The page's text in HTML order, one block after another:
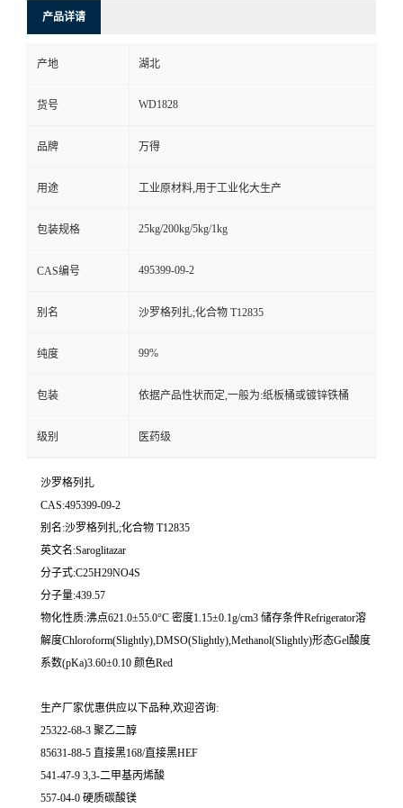
产品详请
产地 湖北
货号 WD1828
品牌 万得
用途 工业原材料,用于工业化大生产
包装规格 25kg/200kg/5kg/1kg
CAS编号 495399-09-2
别名 沙罗格列扎;化合物 T12835
纯度 99%
包装 依据产品性状而定,一般为:纸板桶或镀锌铁桶
级别 医药级
沙罗格列扎
CAS:495399-09-2
别名:沙罗格列扎;化合物 T12835
英文名:Saroglitazar
分子式:C25H29NO4S
分子量:439.57
物化性质:沸点621.0±55.0°C 密度1.15±0.1g/cm3 储存条件Refrigerator溶
解度Chloroform(Slightly),DMSO(Slightly),Methanol(Slightly)形态Gel酸度
系数(pKa)3.60±0.10 颜色Red
生产厂家优惠供应以下品种,欢迎咨询:
25322-68-3 聚乙二醇
85631-88-5 直接黑168/直接黑HEF
541-47-9 3,3-二甲基丙烯酸
557-04-0 硬质碳酸镁